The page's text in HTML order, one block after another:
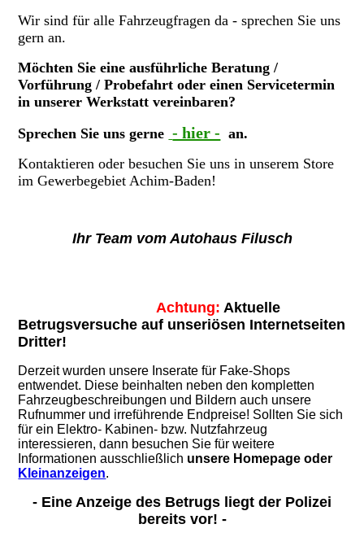
Wir sind für alle Fahrzeugfragen da - sprechen Sie uns
gern an.
Möchten Sie eine ausführliche Beratung /
Vorführung / Probefahrt oder einen Servicetermin
in unserer Werkstatt vereinbaren?
Sprechen Sie uns gerne - hier - an.
Kontaktieren oder besuchen Sie uns in unserem Store
im Gewerbegebiet Achim-Baden!
Ihr Team vom Autohaus Filusch
Achtung: Aktuelle
Betrugsversuche auf unseriösen Internetseiten
Dritter!
Derzeit wurden unsere Inserate für Fake-Shops
entwendet. Diese beinhalten neben den kompletten
Fahrzeugbeschreibungen und Bildern auch unsere
Rufnummer und irreführende Endpreise! Sollten Sie sich
für ein Elektro- Kabinen- bzw. Nutzfahrzeug
interessieren, dann besuchen Sie für weitere
Informationen ausschließlich unsere Homepage oder
Kleinanzeigen.
- Eine Anzeige des Betrugs liegt der Polizei
bereits vor! -